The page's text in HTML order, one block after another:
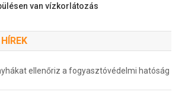
van vízkorlátozás
ellenőriz a fogyasztóvédelmi hatóság